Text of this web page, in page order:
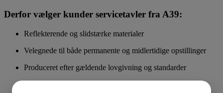
Derfor vælger kunder servicetavler fra A39:
Reflekterende og slidstærke materialer
Velegnede til både permanente og midlertidige opstillinger
Produceret efter gældende lovgivning og standarder